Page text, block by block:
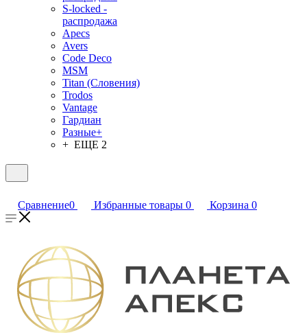
S-locked -
распродажа
Apecs
Avers
Code Deco
MSM
Titan (Словения)
Trodos
Vantage
Гардиан
Разные+
+ ЕЩЕ 2
Сравнение0 Избранные товары 0 Корзина 0